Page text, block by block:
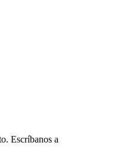
Escríbanos a